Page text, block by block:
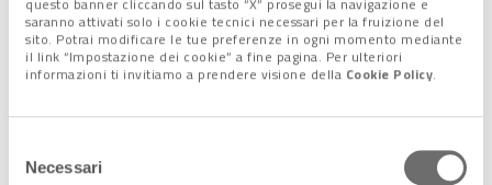
saranno attivati solo i cookie tecnici necessari per la fruizione del
sito. Potrai modificare le tue preferenze in ogni momento mediante
il link “Impostazione dei cookie” a fine pagina. Per ulteriori
informazioni ti invitiamo a prendere visione della Cookie Policy.
delNecessari
anche dall’Aifa.
A breve, Ema dovrebbe autorizzare anche unnuovo vaccino
tarato su Omicron 4 e 5,anche se non dovrebbe essere
concessa al cittadino la possibilità di scegliere quale farsi
iniettare.